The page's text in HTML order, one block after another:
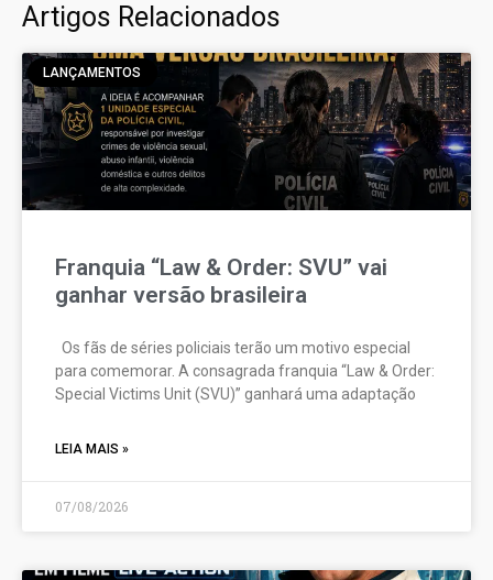
Artigos Relacionados
LANÇAMENTOS
Franquia “Law & Order: SVU” vai
ganhar versão brasileira
Os fãs de séries policiais terão um motivo especial
para comemorar. A consagrada franquia “Law & Order:
Special Victims Unit (SVU)” ganhará uma adaptação
LEIA MAIS »
07/08/2026